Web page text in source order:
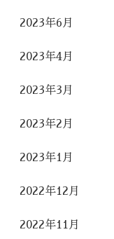
2023年6月
2023年4月
2023年3月
2023年2月
2023年1月
2022年12月
2022年11月